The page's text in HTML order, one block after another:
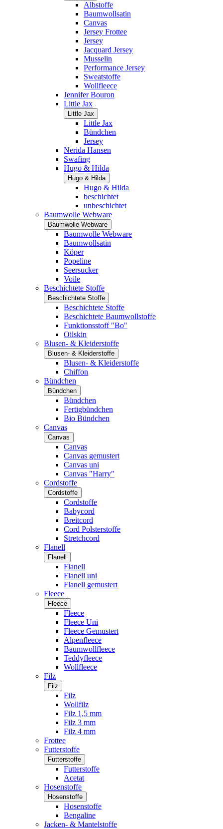
Albstoffe
Baumwollsatin
Canvas
Jersey Frottee
Jersey
Jacquard Jersey
Musselin
Performance Jersey
Sweatstoffe
Wollfleece
Jennifer Bouron
Little Jax
Little Jax
Little Jax
Bündchen
Jersey
Nerida Hansen
Swafing
Hugo & Hilda
Hugo & Hilda
Hugo & Hilda
beschichtet
unbeschichtet
Baumwolle Webware
Baumwolle Webware
Baumwolle Webware
Baumwollsatin
Köper
Popeline
Seersucker
Voile
Beschichtete Stoffe
Beschichtete Stoffe
Beschichtete Stoffe
Beschichtete Baumwollstoffe
Funktionsstoff "Bo"
Oilskin
Blusen- & Kleiderstoffe
Blusen- & Kleiderstoffe
Blusen- & Kleiderstoffe
Chiffon
Bündchen
Bündchen
Bündchen
Fertigbündchen
Bio Bündchen
Canvas
Canvas
Canvas
Canvas gemustert
Canvas uni
Canvas "Harry"
Cordstoffe
Cordstoffe
Cordstoffe
Babycord
Breitcord
Cord Polsterstoffe
Stretchcord
Flanell
Flanell
Flanell
Flanell uni
Flanell gemustert
Fleece
Fleece
Fleece
Fleece Uni
Fleece Gemustert
Alpenfleece
Baumwollfleece
Teddyfleece
Wollfleece
Filz
Filz
Filz
Wollfilz
Filz 1,5 mm
Filz 3 mm
Filz 4 mm
Frottee
Futterstoffe
Futterstoffe
Futterstoffe
Acetat
Hosenstoffe
Hosenstoffe
Hosenstoffe
Bengaline
Jacken- & Mantelstoffe